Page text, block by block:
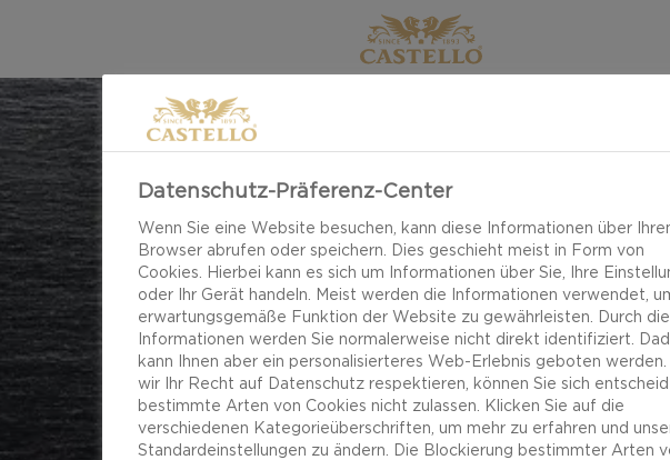
Datenschutz-Präferenz-Center
Wenn Sie eine Website besuchen, kann diese Informationen über
Browser abrufen oder speichern. Dies geschieht meist in Form von
Cookies. Hierbei kann es sich um Informationen über Sie, Ihre
oder Ihr Gerät handeln. Meist werden die Informationen verwendet,
erwartungsgemäße Funktion der Website zu gewährleisten. Durch
Informationen werden Sie normalerweise nicht direkt identifiziert.
kann Ihnen aber ein personalisierteres Web-Erlebnis geboten werden.
wir Ihr Recht auf Datenschutz respektieren, können Sie sich
bestimmte Arten von Cookies nicht zulassen. Klicken Sie auf die
verschiedenen Kategorieüberschriften, um mehr zu erfahren und
Standardeinstellungen zu ändern. Die Blockierung bestimmter Arten